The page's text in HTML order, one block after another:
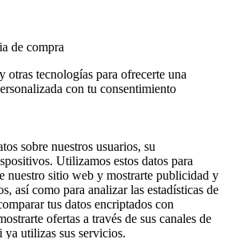
de compra
otras tecnologías para ofrecerte una
con tu consentimiento
sobre nuestros usuarios, su
Utilizamos estos datos para
nuestro sitio web y mostrarte publicidad y
así como para analizar las estadísticas de
tus datos encriptados con
ofertas a través de sus canales de
utilizas sus servicios.